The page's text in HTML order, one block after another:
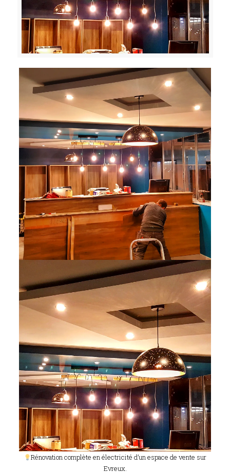
Rénovation complète en électricité d’un espace de vente sur
Evreux.